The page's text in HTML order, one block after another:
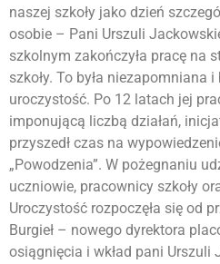
naszej szkoły jako dzień
osobie – Pani Urszuli
szkolnym zakończyła pracę na
szkoły. To była niezapomniana
uroczystość. Po 12 latach jej
imponującą liczbą działań,
przyszedł czas na
„Powodzenia”. W pożegnaniu
uczniowie, pracownicy szkoły
Uroczystość rozpoczęła się od
Burgieł – nowego dyrektora
osiągnięcia i wkład pani Urszuli